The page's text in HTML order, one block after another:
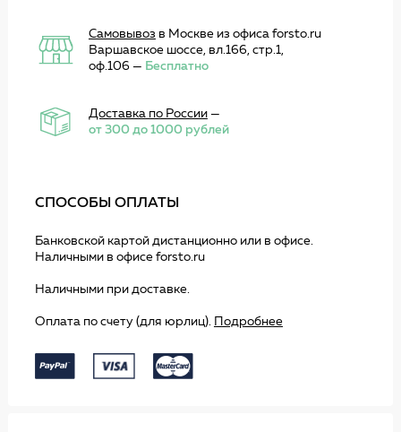
Самовывоз в Москве из офиса forsto.ru
Варшавское шоссе, вл.166, стр.1,
оф.106 — Бесплатно
Доставка по России—
от 300 до 1000 рублей
СПОСОБЫ ОПЛАТЫ
Банковской картой дистанционно или в офисе.
Наличными в офисе forsto.ru
Наличными при доставке.
Оплата по счету (для юрлиц). Подробнее